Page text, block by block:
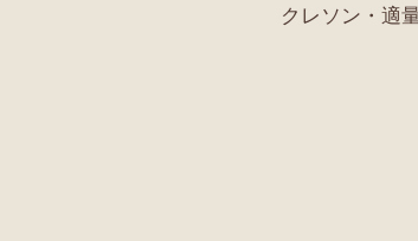
クレソン・適